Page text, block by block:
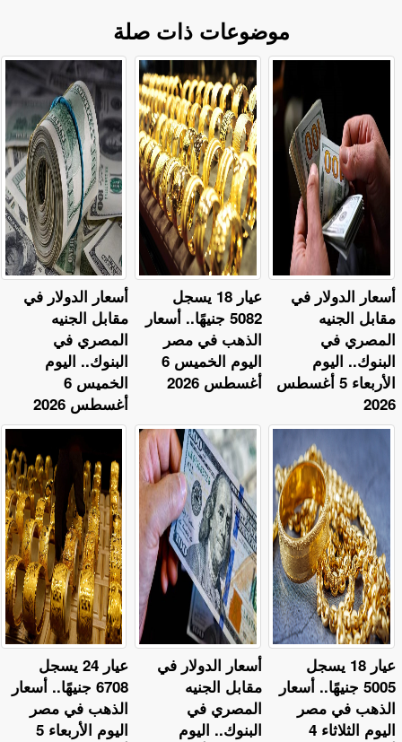
موضوعات ذات صلة
أسعار الدولار في
مقابل الجنيه
المصري في
البنوك.. اليوم
الخميس 6
أغسطس 2026
عيار 18 يسجل
5082 جنيهًا.. أسعار
الذهب في مصر
اليوم الخميس 6
أغسطس 2026
أسعار الدولار في
مقابل الجنيه
المصري في
البنوك.. اليوم
الأربعاء 5 أغسطس
2026
عيار 24 يسجل
6708 جنيهًا.. أسعار
الذهب في مصر
اليوم الأربعاء 5
أسعار الدولار في
مقابل الجنيه
المصري في
البنوك.. اليوم
عيار 18 يسجل
5005 جنيهًا.. أسعار
الذهب في مصر
اليوم الثلاثاء 4